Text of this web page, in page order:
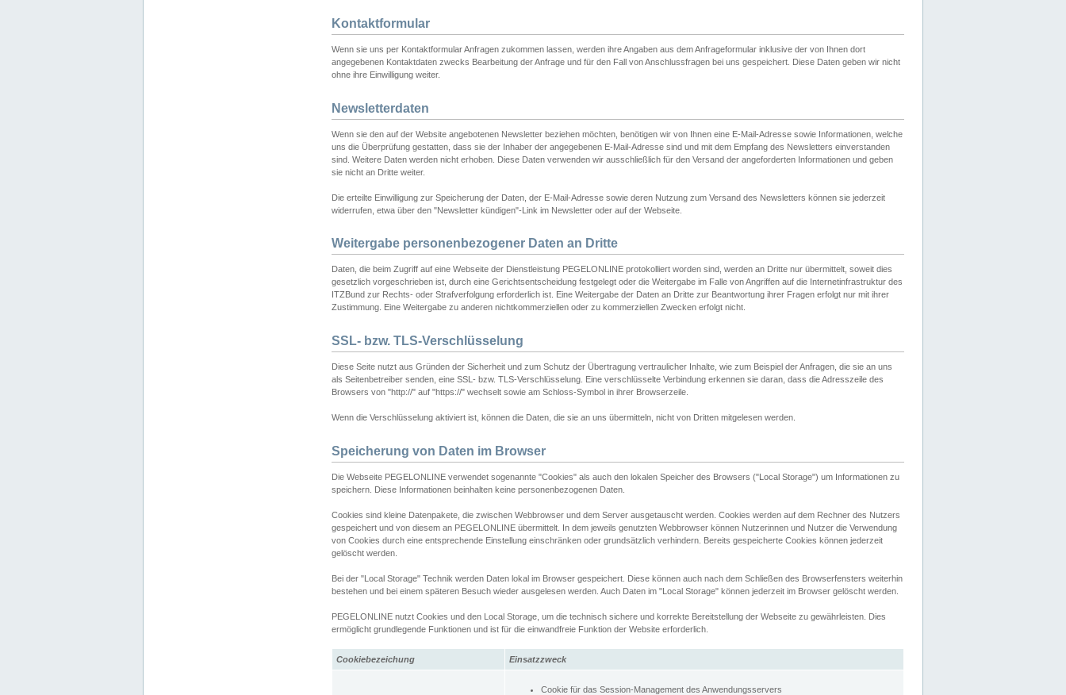
Kontaktformular
Wenn sie uns per Kontaktformular Anfragen zukommen lassen, werden ihre Angaben aus dem Anfrageformular inklusive der von Ihnen dort
angegebenen Kontaktdaten zwecks Bearbeitung der Anfrage und für den Fall von Anschlussfragen bei uns gespeichert. Diese Daten geben wir nicht
ohne ihre Einwilligung weiter.
Newsletterdaten
Wenn sie den auf der Website angebotenen Newsletter beziehen möchten, benötigen wir von Ihnen eine E-Mail-Adresse sowie Informationen, welche
uns die Überprüfung gestatten, dass sie der Inhaber der angegebenen E-Mail-Adresse sind und mit dem Empfang des Newsletters einverstanden
sind. Weitere Daten werden nicht erhoben. Diese Daten verwenden wir ausschließlich für den Versand der angeforderten Informationen und geben
sie nicht an Dritte weiter.
Die erteilte Einwilligung zur Speicherung der Daten, der E-Mail-Adresse sowie deren Nutzung zum Versand des Newsletters können sie jederzeit
widerrufen, etwa über den "Newsletter kündigen"-Link im Newsletter oder auf der Webseite.
Weitergabe personenbezogener Daten an Dritte
Daten, die beim Zugriff auf eine Webseite der Dienstleistung PEGELONLINE protokolliert worden sind, werden an Dritte nur übermittelt, soweit dies
gesetzlich vorgeschrieben ist, durch eine Gerichtsentscheidung festgelegt oder die Weitergabe im Falle von Angriffen auf die Internetinfrastruktur des
ITZBund zur Rechts- oder Strafverfolgung erforderlich ist. Eine Weitergabe der Daten an Dritte zur Beantwortung ihrer Fragen erfolgt nur mit ihrer
Zustimmung. Eine Weitergabe zu anderen nichtkommerziellen oder zu kommerziellen Zwecken erfolgt nicht.
SSL- bzw. TLS-Verschlüsselung
Diese Seite nutzt aus Gründen der Sicherheit und zum Schutz der Übertragung vertraulicher Inhalte, wie zum Beispiel der Anfragen, die sie an uns
als Seitenbetreiber senden, eine SSL- bzw. TLS-Verschlüsselung. Eine verschlüsselte Verbindung erkennen sie daran, dass die Adresszeile des
Browsers von "http://" auf "https://" wechselt sowie am Schloss-Symbol in ihrer Browserzeile.
Wenn die Verschlüsselung aktiviert ist, können die Daten, die sie an uns übermitteln, nicht von Dritten mitgelesen werden.
Speicherung von Daten im Browser
Die Webseite PEGELONLINE verwendet sogenannte "Cookies" als auch den lokalen Speicher des Browsers ("Local Storage") um Informationen zu
speichern. Diese Informationen beinhalten keine personenbezogenen Daten.
Cookies sind kleine Datenpakete, die zwischen Webbrowser und dem Server ausgetauscht werden. Cookies werden auf dem Rechner des Nutzers
gespeichert und von diesem an PEGELONLINE übermittelt. In dem jeweils genutzten Webbrowser können Nutzerinnen und Nutzer die Verwendung
von Cookies durch eine entsprechende Einstellung einschränken oder grundsätzlich verhindern. Bereits gespeicherte Cookies können jederzeit
gelöscht werden.
Bei der "Local Storage" Technik werden Daten lokal im Browser gespeichert. Diese können auch nach dem Schließen des Browserfensters weiterhin
bestehen und bei einem späteren Besuch wieder ausgelesen werden. Auch Daten im "Local Storage" können jederzeit im Browser gelöscht werden.
PEGELONLINE nutzt Cookies und den Local Storage, um die technisch sichere und korrekte Bereitstellung der Webseite zu gewährleisten. Dies
ermöglicht grundlegende Funktionen und ist für die einwandfreie Funktion der Website erforderlich.
Cookiebezeichung Einsatzzweck
Cookie für das Session-Management des Anwendungsservers